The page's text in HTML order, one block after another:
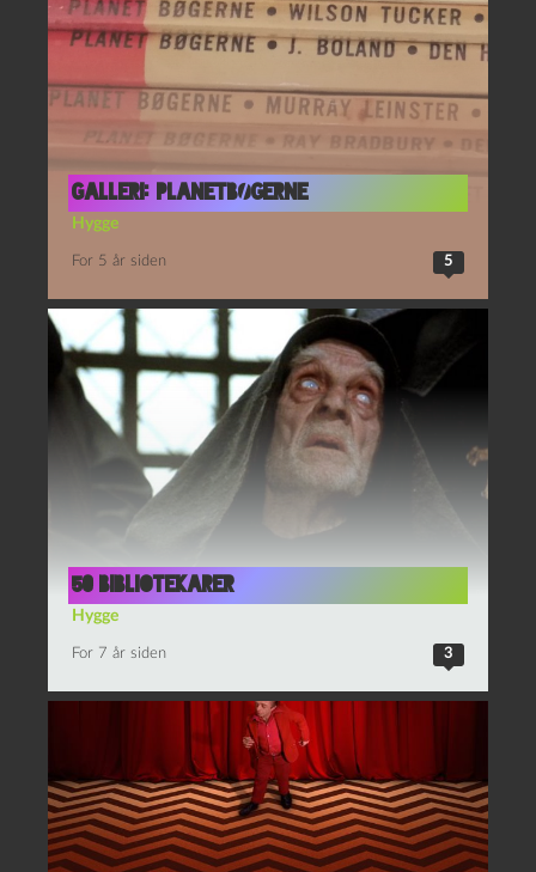
Galleri: Planetbøgerne
Hygge
For 5 år siden 5
50 bibliotekarer
Hygge
For 7 år siden 3